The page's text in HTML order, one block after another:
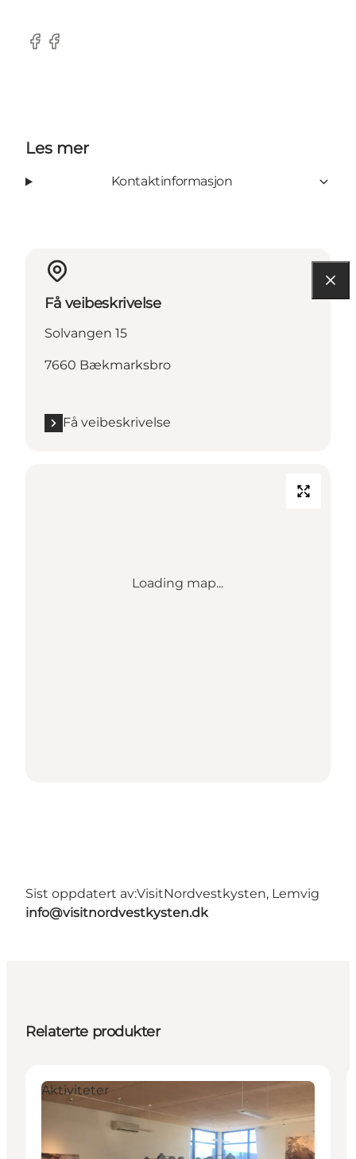
Facebook
Facebook
Les mer
Kontaktinformasjon
Få veibeskrivelse
Solvangen 15
7660 Bækmarksbro
Få veibeskrivelse
Loading map...
Sist oppdatert av:VisitNordvestkysten, Lemvig
info@visitnordvestkysten.dk
Relaterte produkter
Aktiviteter